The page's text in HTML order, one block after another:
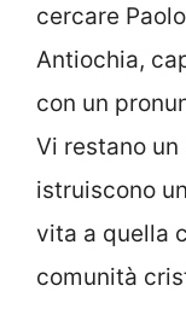
cercare
Antiochia,
con un
Vi restano
istruiscono
vita a quella
comunità